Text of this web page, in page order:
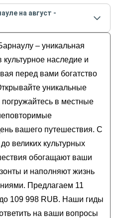
в Барнаулев августе -
кольцу Алтая с
Телецкого озера
из Барнаула, Бийска
на минивэне по
и топовым локациям
в горный край с
кольцевой
на август -
998 RUB
– уникальная
культурное наследие и
перед вами богатство
уникальные
погружайтесь в местные
вашего путешествия. С
великих культурных
обогащают ваши
и наполняют жизнь
Предлагаем 11
109 998 RUB. Наши гиды
на ваши вопросы